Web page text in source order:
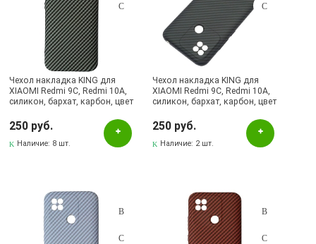
Чехол накладка KING для
XIAOMI Redmi 9C, Redmi 10A,
силикон, бархат, карбон, цвет
250 руб.
Наличие: 8 шт.
Чехол накладка KING для
XIAOMI Redmi 9C, Redmi 10A,
силикон, бархат, карбон, цвет
250 руб.
Наличие: 2 шт.